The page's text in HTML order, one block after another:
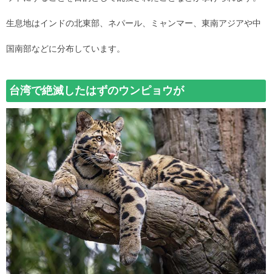
生息地はインドの北東部、ネパール、ミャンマー、東南アジアや中
国南部などに分布しています。
台湾で絶滅したはずのウンピョウが